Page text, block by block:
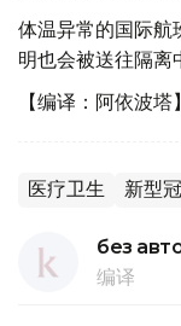
体温异常的国际航
明也会被送往隔离
【编译：阿依波塔】
医疗卫生 新型
без
编译